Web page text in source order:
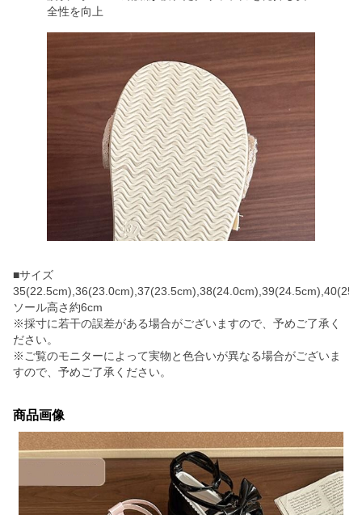
全性を向上
■サイズ
ソール高さ約6cm
※採寸に若干の誤差がある場合がございますので、予めご了承く
ださい。
※ご覧のモニターによって実物と色合いが異なる場合がございま
すので、予めご了承ください。
商品画像